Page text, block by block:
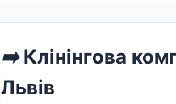
➡️Клінінгова
Львів